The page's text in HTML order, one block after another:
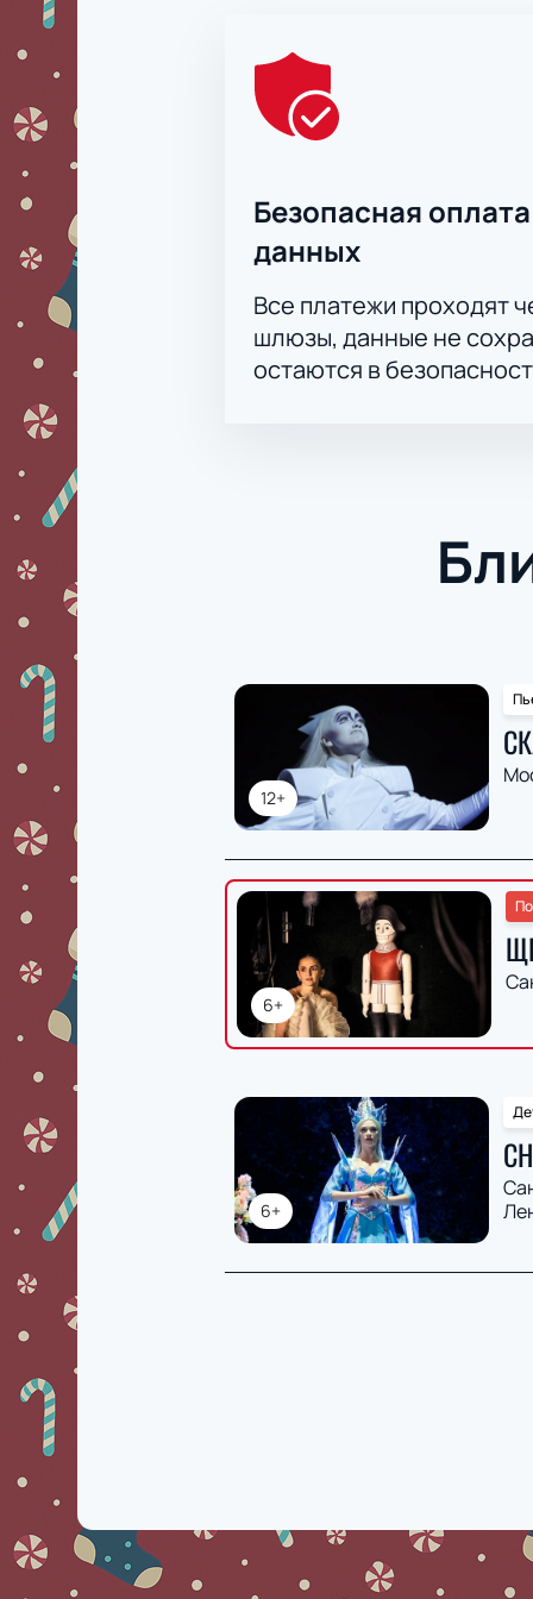
Безопасная
данных
Все платежи проходят
шлюзы, данные не
остаются в
12+
6+
6+